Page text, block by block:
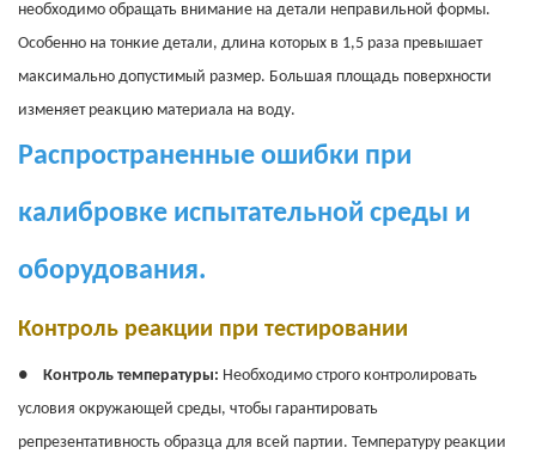
необходимо обращать внимание на детали неправильной формы.
Особенно на тонкие детали, длина которых в 1,5 раза превышает
максимально допустимый размер. Большая площадь поверхности
изменяет реакцию материала на воду.
Распространенные ошибки при
калибровке испытательной среды и
оборудования.
Контроль реакции при тестировании
● Контроль температуры: Необходимо строго контролировать
условия окружающей среды, чтобы гарантировать
репрезентативность образца для всей партии. Температуру реакции